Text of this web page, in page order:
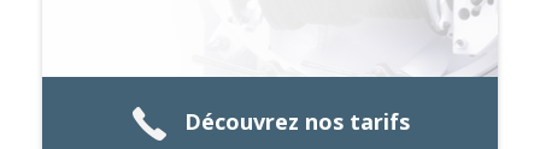
Découvrez nos tarifs